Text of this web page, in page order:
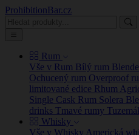
ProhibitionBar.cz
Rum
Vše v Rum Bílý rum
Ochucený rum Overproof
limitované edice Rhum
Single Cask Rum Solera
drinks Tmavé rumy
Whisky
Vše v Whisky Americká